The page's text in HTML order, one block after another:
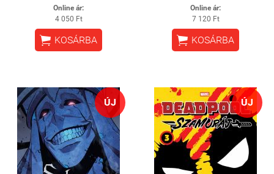
Online ár:
4 050 Ft
 KOSÁRBA
Online ár:
7 120 Ft
 KOSÁRBA
ÚJ ÚJ